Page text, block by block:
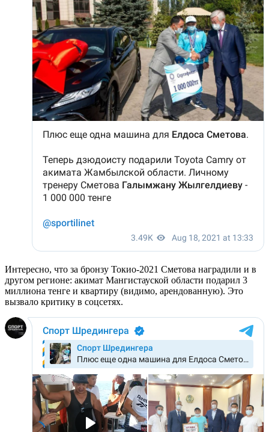
Интересно, что за бронзу Токио-2021 Сметова наградили и в
другом регионе: акимат Мангистауской области подарил 3
миллиона тенге и квартиру (видимо, арендованную). Это
вызвало критику в соцсетях.